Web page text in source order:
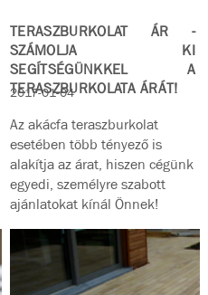
TERASZBURKOLAT ÁR -
SZÁMOLJA KI
SEGÍTSÉGÜNKKEL A
TERASZBURKOLATA ÁRÁT!
2017-01-04
Az akácfa teraszburkolat
esetében több tényező is
alakítja az árat, hiszen cégünk
egyedi, személyre szabott
ajánlatokat kínál Önnek!